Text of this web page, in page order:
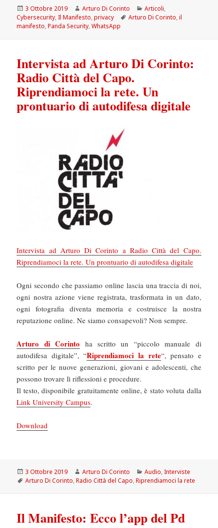
Scritto
il
3 Ottobre 2019 Autore
Arturo Di Corinto Categorie
Articoli,
Cybersecurity,Il Manifesto,privacy Tag
Arturo Di Corinto,il
manifesto,Panda Security,WhatsApp
Intervista ad Arturo Di Corinto:
Radio Città del Capo.
Riprendiamoci la rete. Un
prontuario di autodifesa digitale
Intervista ad Arturo Di Corinto a Radio Città del Capo.
Riprendiamoci la rete. Un prontuario di autodifesa digitale
Ogni secondo che passiamo online lascia una traccia di noi,
ogni nostra azione viene registrata, trasformata in un dato,
ogni fotografia diventa memoria e costruisce la nostra
reputazione online. Ne siamo consapevoli? Non sempre.
Arturo di Corinto ha scritto un “piccolo manuale di
autodifesa digitale”, “Riprendiamoci la rete“, pensato e
scritto per le nuove generazioni, giovani e adolescenti, che
possono trovare lì riflessioni e procedure.
Il testo, disponibile gratuitamente online, è stato voluta dalla
Link University Campus.
Download
Scritto
il
3 Ottobre 2019 Autore
Arturo Di Corinto Categorie
Audio,Interviste
Tag
Arturo Di Corinto,Radio Città del Capo,Riprendiamoci la rete
Il Manifesto: Ecco l’app del Pd